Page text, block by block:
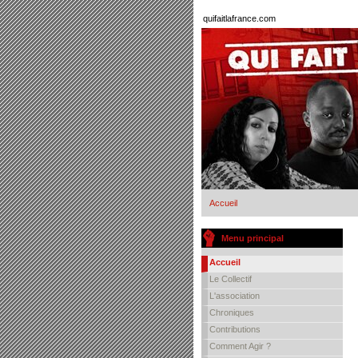
quifaitlafrance.com
Accueil
Menu principal
Accueil
Le Collectif
L'association
Chroniques
Contributions
Comment Agir ?